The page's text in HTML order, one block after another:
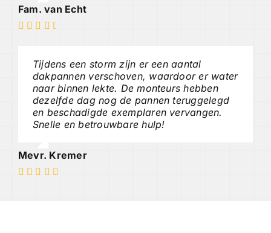
Fam. van Echt
Tijdens een storm zijn er een aantal
dakpannen verschoven, waardoor er water
naar binnen lekte. De monteurs hebben
dezelfde dag nog de pannen teruggelegd
en beschadigde exemplaren vervangen.
Snelle en betrouwbare hulp!
Mevr. Kremer